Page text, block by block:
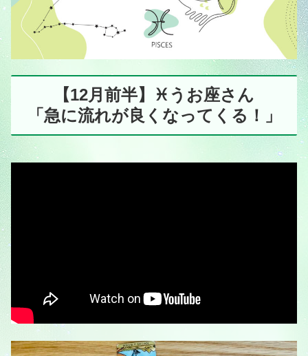
【12月前半】♓️うお座さん
「急に流れが良くなってくる！」